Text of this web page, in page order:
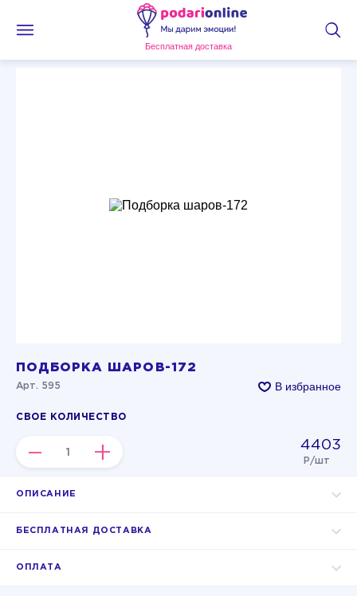
Бесплатная доставка
ПОДБОРКА ШАРОВ-172
Арт. 595 В избранное
СВОЕ КОЛИЧЕСТВО
– + 4403
Р/шт
ОПИСАНИЕ
БЕСПЛАТНАЯ ДОСТАВКА
ОПЛАТА